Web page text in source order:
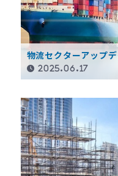
物流セクターアップ
2025.06.17